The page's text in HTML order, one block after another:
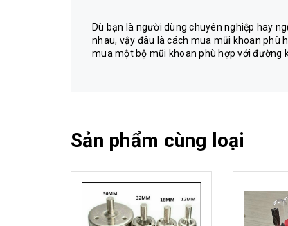
Dù bạn là người dùng chuyên nghiệp hay
nhau, vậy đâu là cách mua mũi khoan phù
mua một bộ mũi khoan phù hợp với đường
Sản phẩm cùng loại